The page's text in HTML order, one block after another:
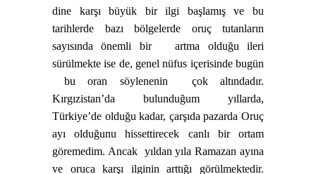
dine karşı büyük bir ilgi başlamış ve bu
tarihlerde bazı bölgelerde oruç tutanların
sayısında önemli bir
artma olduğu ileri
sürülmekte ise de, genel nüfus içerisinde bugün
bu oran söylenenin
çok altındadır.
Kırgızistan’da bulunduğum yıllarda,
Türkiye’de olduğu kadar, çarşıda pazarda Oruç
ayı olduğunu hissettirecek canlı bir ortam
göremedim. Ancak yıldan yıla Ramazan ayına
ve oruca karşı ilginin arttığı görülmektedir.